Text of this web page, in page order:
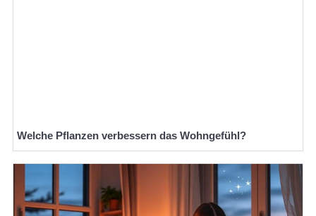
Welche Pflanzen verbessern das Wohngefühl?